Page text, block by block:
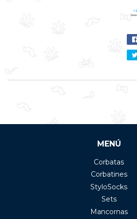
MENÚ
Corbatas
Corbatines
StyloSocks
Sets
Mancornas